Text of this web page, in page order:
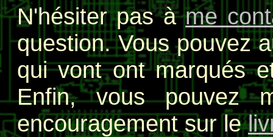
N'hésiter pas àme
question. Vous pouvez
qui vont ont marqués
Enfin, vous pouvez
encouragement sur le